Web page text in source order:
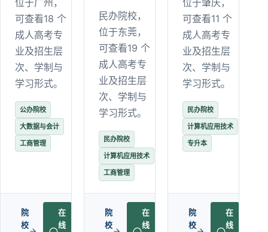
可查看18 个
成人高考专
业及招生层
次、学制与
学习形式。
公办院校
大数据与会计
工商管理
院
校
在
线
民办院校，
位于东莞，
可查看19 个
成人高考专
业及招生层
次、学制与
学习形式。
民办院校
计算机应用技术
工商管理
院
校
在
线
可查看11 个
成人高考专
业及招生层
次、学制与
学习形式。
民办院校
计算机应用技术
专升本
院
校
在
线